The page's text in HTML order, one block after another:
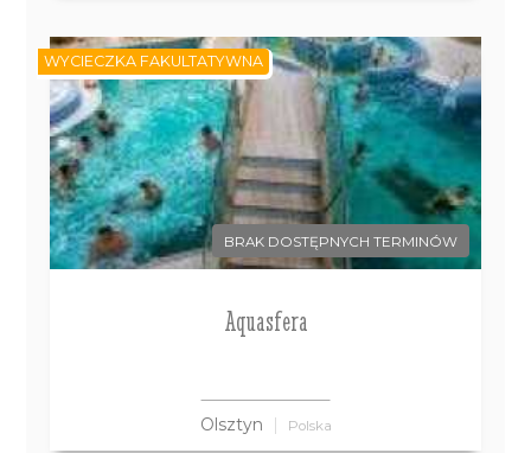
BRAK DOSTĘPNYCH TERMINÓW
Aquasfera
Olsztyn Polska
WYCIECZKA FAKULTATYWNA